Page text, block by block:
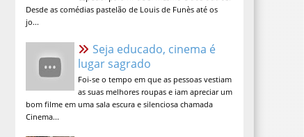
jo...
sagrado
Foi-se o tempo em que as pessoas vestiam
as suas melhores roupas e iam apreciar um
bom filme em uma sala escura e silenciosa chamada
Cinema...